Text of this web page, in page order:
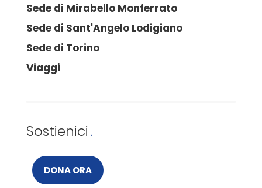
Sede di Mirabello Monferrato
Sede di Sant'Angelo Lodigiano
Sede di Torino
Viaggi
Sostienici
DONA ORA